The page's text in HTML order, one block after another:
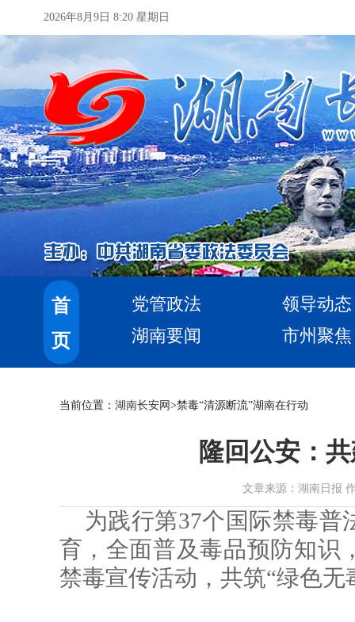
2026年8月9日 8:20 星期日
首
页
党管政法
领导动态
湖南要闻
市州聚焦
当前位置： 湖南长安网 >禁毒“清源断流”湖南在行动
隆回公安：
文章来源：湖南日报
为践行第37个国际禁毒
育，全面普及毒品预防知识
禁毒宣传活动，共筑“绿色无